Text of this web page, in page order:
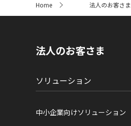
ト
Home 法人のお客さま
法人のお客さま
ソリューション
中小企業向けソリューション